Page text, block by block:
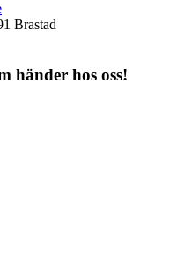
Brastad
händer hos oss!